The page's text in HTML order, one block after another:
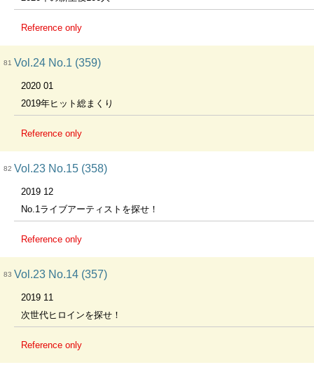
Reference only
81 Vol.24 No.1 (359)
2020 01
2019年ヒット総まくり
Reference only
82 Vol.23 No.15 (358)
2019 12
No.1ライブアーティストを探せ！
Reference only
83 Vol.23 No.14 (357)
2019 11
次世代ヒロインを探せ！
Reference only